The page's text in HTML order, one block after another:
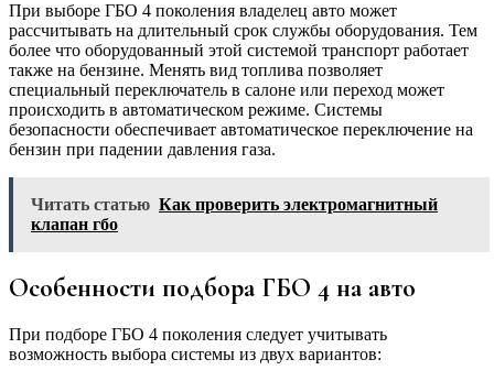
При выборе ГБО 4 поколения владелец авто может
рассчитывать на длительный срок службы оборудования. Тем
более что оборудованный этой системой транспорт работает
также на бензине. Менять вид топлива позволяет
специальный переключатель в салоне или переход может
происходить в автоматическом режиме. Системы
безопасности обеспечивает автоматическое переключение на
бензин при падении давления газа.
Читать статью Как проверить электромагнитный
клапан гбо
Особенности подбора ГБО 4 на авто
При подборе ГБО 4 поколения следует учитывать
возможность выбора системы из двух вариантов: